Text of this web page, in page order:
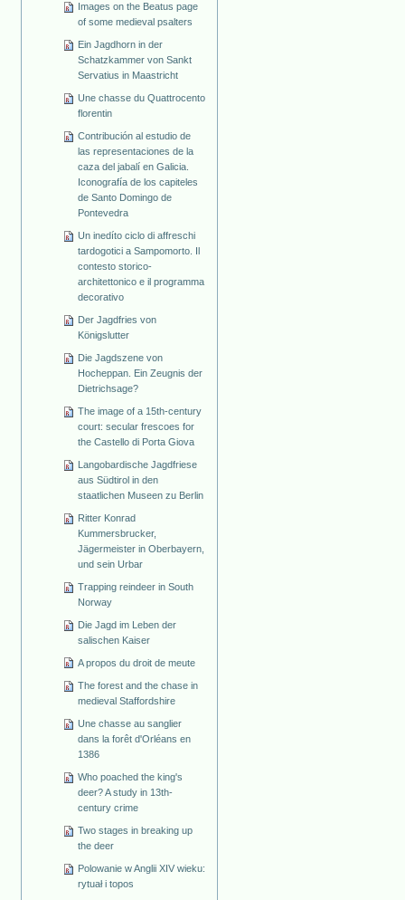
Images on the Beatus page
of some medieval psalters
Ein Jagdhorn in der
Schatzkammer von Sankt
Servatius in Maastricht
Une chasse du Quattrocento
florentin
Contribución al estudio de
las representaciones de la
caza del jabalí en Galicia.
Iconografía de los capiteles
de Santo Domingo de
Pontevedra
Un inedíto ciclo di affreschi
tardogotici a Sampomorto. Il
contesto storico-
architettonico e il programma
decorativo
Der Jagdfries von
Königslutter
Die Jagdszene von
Hocheppan. Ein Zeugnis der
Dietrichsage?
The image of a 15th-century
court: secular frescoes for
the Castello di Porta Giova
Langobardische Jagdfriese
aus Südtirol in den
staatlichen Museen zu Berlin
Ritter Konrad
Kummersbrucker,
Jägermeister in Oberbayern,
und sein Urbar
Trapping reindeer in South
Norway
Die Jagd im Leben der
salischen Kaiser
A propos du droit de meute
The forest and the chase in
medieval Staffordshire
Une chasse au sanglier
dans la forêt d'Orléans en
1386
Who poached the king's
deer? A study in 13th-
century crime
Two stages in breaking up
the deer
Polowanie w Anglii XIV wieku:
rytuał i topos